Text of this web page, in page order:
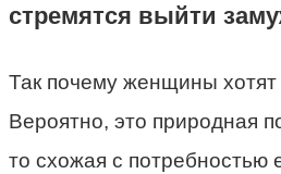
стремятся выйти
Так почему женщины
Вероятно, это природная
то схожая с потребностью